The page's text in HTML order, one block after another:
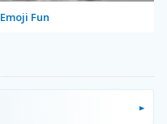
Emoji Fun